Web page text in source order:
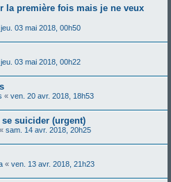
la première fois mais je ne veux
jeu. 03 mai 2018, 00h50
jeu. 03 mai 2018, 00h22
« ven. 20 avr. 2018, 18h53
suicider (urgent)
« sam. 14 avr. 2018, 20h25
« ven. 13 avr. 2018, 21h23